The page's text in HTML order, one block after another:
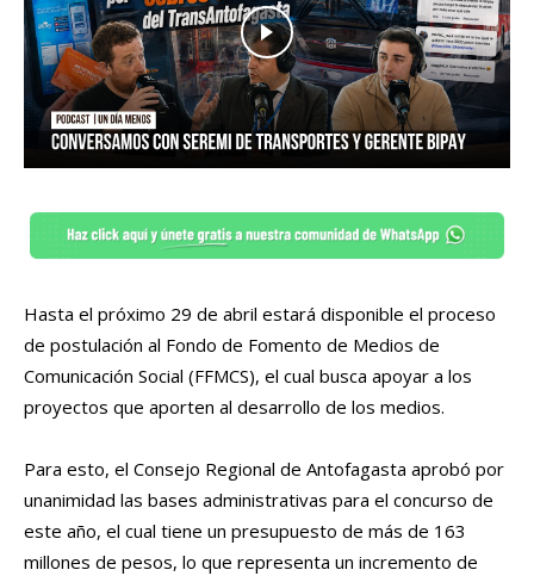
Hasta el próximo 29 de abril estará disponible el proceso
de postulación al Fondo de Fomento de Medios de
Comunicación Social (FFMCS), el cual busca apoyar a los
proyectos que aporten al desarrollo de los medios.
Para esto, el Consejo Regional de Antofagasta aprobó por
unanimidad las bases administrativas para el concurso de
este año, el cual tiene un presupuesto de más de 163
millones de pesos, lo que representa un incremento de